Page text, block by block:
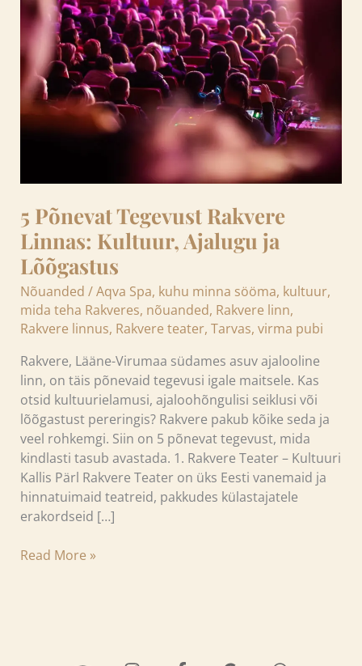
5 Põnevat Tegevust Rakvere
Linnas: Kultuur, Ajalugu ja
Lõõgastus
Nõuanded /Aqva Spa, kuhu minna sööma, kultuur,
mida teha Rakveres, nõuanded, Rakvere linn,
Rakvere linnus, Rakvere teater, Tarvas, virma pubi
Rakvere, Lääne-Virumaa südames asuv ajalooline
linn, on täis põnevaid tegevusi igale maitsele. Kas
otsid kultuurielamusi, ajaloohõngulisi seiklusi või
lõõgastust pereringis? Rakvere pakub kõike seda ja
veel rohkemgi. Siin on 5 põnevat tegevust, mida
kindlasti tasub avastada. 1. Rakvere Teater – Kultuuri
Kallis Pärl Rakvere Teater on üks Eesti vanemaid ja
hinnatuimaid teatreid, pakkudes külastajatele
erakordseid […]
Rakvere
Linnas:
Kultuur,
Ajalugu
ja
Lõõgastus
Read More »